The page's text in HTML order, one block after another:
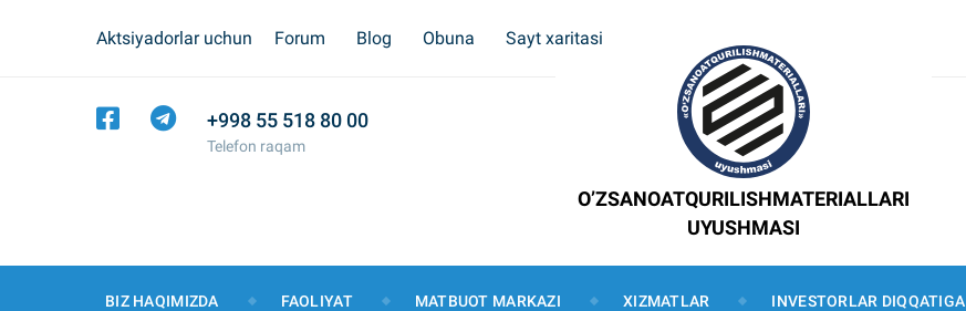
Aktsiyadorlar uchun Forum Blog Obuna Sayt xaritasi
+998 55 518 80 00
Telefon raqam
O’ZSANOATQURILISHMATERIALLARI
UYUSHMASI
BIZ HAQIMIZDA FAOLIYAT MATBUOT MARKAZI XIZMATLAR INVESTORLAR DIQQATIGA